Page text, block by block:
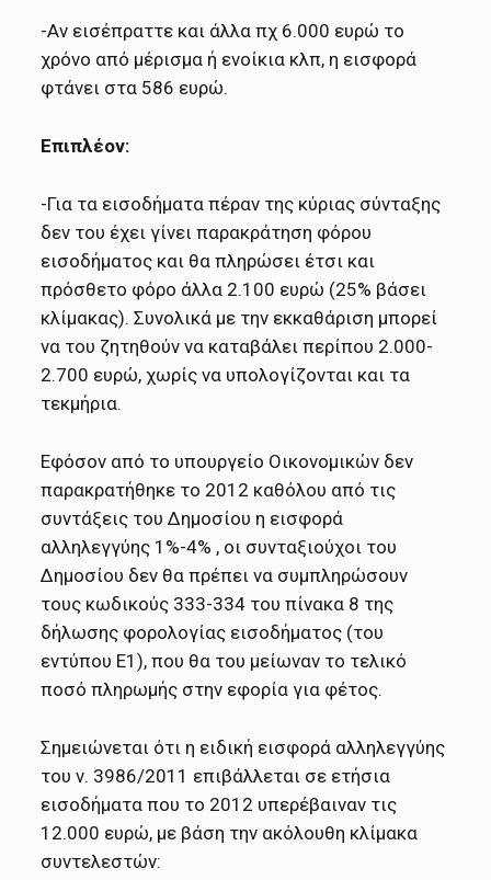
-Αν εισέπραττε και άλλα πχ 6.000 ευρώ το
χρόνο από μέρισμα ή ενοίκια κλπ, η εισφορά
φτάνει στα 586 ευρώ.
Επιπλέον:
-Για τα εισοδήματα πέραν της κύριας σύνταξης
δεν του έχει γίνει παρακράτηση φόρου
εισοδήματος και θα πληρώσει έτσι και
πρόσθετο φόρο άλλα 2.100 ευρώ (25% βάσει
κλίμακας). Συνολικά με την εκκαθάριση μπορεί
να του ζητηθούν να καταβάλει περίπου 2.000-
2.700 ευρώ, χωρίς να υπολογίζονται και τα
τεκμήρια.
Εφόσον από το υπουργείο Οικονομικών δεν
παρακρατήθηκε το 2012 καθόλου από τις
συντάξεις του Δημοσίου η εισφορά
αλληλεγγύης 1%-4% , οι συνταξιούχοι του
Δημοσίου δεν θα πρέπει να συμπληρώσουν
τους κωδικούς 333-334 του πίνακα 8 της
δήλωσης φορολογίας εισοδήματος (του
εντύπου Ε1), που θα του μείωναν το τελικό
ποσό πληρωμής στην εφορία για φέτος.
Σημειώνεται ότι η ειδική εισφορά αλληλεγγύης
του ν. 3986/2011 επιβάλλεται σε ετήσια
εισοδήματα που το 2012 υπερέβαιναν τις
12.000 ευρώ, με βάση την ακόλουθη κλίμακα
συντελεστών: